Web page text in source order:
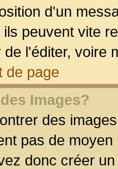
d'un
peuvent vite
l'éditer, voire
de page
Images?
des
pas de
donc créer